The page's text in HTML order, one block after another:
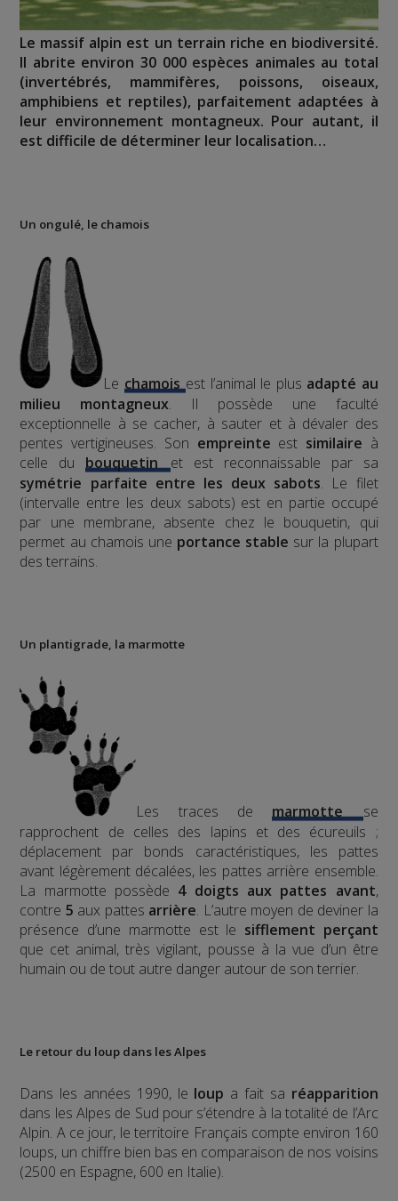
Le massif alpin est un terrain riche en biodiversité.
Il abrite environ 30 000 espèces animales au total
(invertébrés, mammifères, poissons, oiseaux,
amphibiens et reptiles), parfaitement adaptées à
leur environnement montagneux. Pour autant, il
est difficile de déterminer leur localisation…
Un ongulé, le chamois
Le chamois est l’animal le plus adapté au
milieu montagneux. Il possède une faculté
exceptionnelle à se cacher, à sauter et à dévaler des
pentes vertigineuses. Son empreinte est similaire à
celle dubouquetin et est reconnaissable par sa
symétrie parfaite entre les deux sabots. Le filet
(intervalle entre les deux sabots) est en partie occupé
par une membrane, absente chez le bouquetin, qui
permet au chamois une portance stable sur la plupart
des terrains.
Un plantigrade, la marmotte
Les traces demarmotte
se
rapprochent de celles des lapins et des écureuils ;
déplacement par bonds caractéristiques, les pattes
avant légèrement décalées, les pattes arrière ensemble.
La marmotte possède 4 doigts aux pattes avant,
contre 5 aux pattes arrière. L’autre moyen de deviner la
présence d’une marmotte est le sifflement perçant
que cet animal, très vigilant, pousse à la vue d’un être
humain ou de tout autre danger autour de son terrier.
Le retour du loup dans les Alpes
Dans les années 1990, le loup a fait sa réapparition
dans les Alpes de Sud pour s’étendre à la totalité de l’Arc
Alpin. A ce jour, le territoire Français compte environ 160
loups, un chiffre bien bas en comparaison de nos voisins
(2500 en Espagne, 600 en Italie).